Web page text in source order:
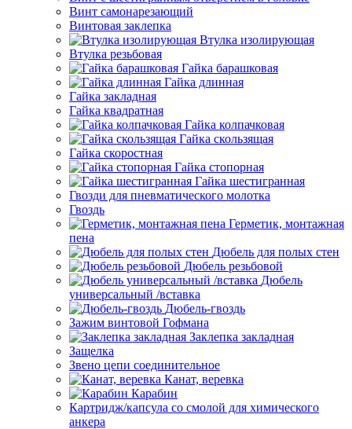
Винт самонарезающий
Винтовая заклепка
Втулка изолирующая
Втулка резьбовая
Гайка барашковая
Гайка длинная
Гайка закладная
Гайка квадратная
Гайка колпачковая
Гайка скользящая
Гайка скоростная
Гайка стопорная
Гайка шестигранная
Гвозди для пневматического молотка
Гвоздь
Герметик, монтажная
пена
Дюбель для полых стен
Дюбель резьбовой
Дюбель
универсальный /вставка
Дюбель-гвоздь
Зажим винтовой Гофмана
Заклепка закладная
Защелка
Звено цепи соединительное
Канат, веревка
Карабин
Картридж/капсула со смолой для химического
анкера